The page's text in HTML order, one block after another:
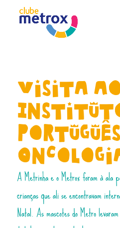
Skip to content
Visita
A Metrinha e o Metrox foram à ala
crianças que ali se encontravam
Natal. As mascotes do Metro